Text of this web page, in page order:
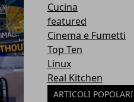
Cucina
featured
Cinema e Fumetti
Top Ten
Linux
Real Kitchen
ARTICOLI POPOLARI